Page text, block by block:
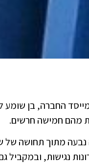
החברה, בן
מהם חמישה חרשים.
מתוך תחושה של
נגישות, ובמקביל